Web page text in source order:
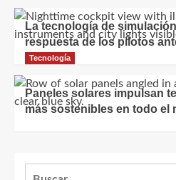
La tecnología de
respuesta de los pilotos
Tecnología
Paneles solares impulsan
más sostenibles en todo el